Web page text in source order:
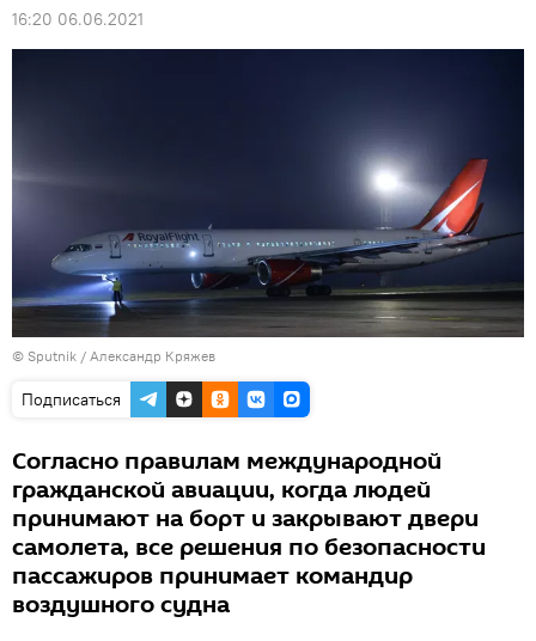
16:20 06.06.2021
© Sputnik / Александр Кряжев
Подписаться
Согласно правилам международной
гражданской авиации, когда людей
принимают на борт и закрывают двери
самолета, все решения по безопасности
пассажиров принимает командир
воздушного судна